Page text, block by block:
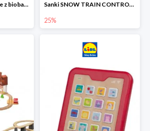
lupilu Body niemowlęce z biobawełny Sanki SNOW TRAIN CONTROL -25%
25%